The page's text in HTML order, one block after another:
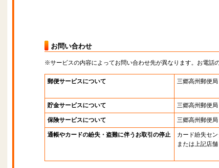
お問い合わせ
※サービスの内容によってお問い合わせ先が異なります。お電話
郵便サービスについて 三郷高州郵便局
貯金サービスについて 三郷高州郵便局
保険サービスについて 三郷高州郵便局
通帳やカードの紛失・盗難に伴うお取引の停止
カード紛失セ
または上記店舗